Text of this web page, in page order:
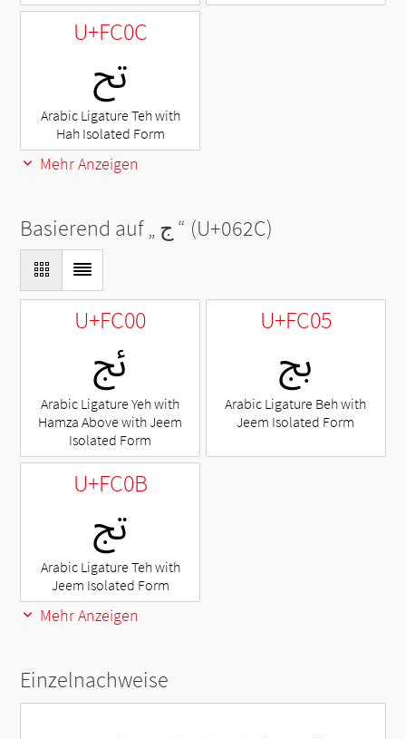
U+FC0C
ﰌ
Arabic Ligature Teh with
Hah Isolated Form
Mehr Anzeigen
Basierend auf „ج “ (U+062C)
U+FC00
ﰀ
Arabic Ligature Yeh with
Hamza Above with Jeem
Isolated Form
U+FC05
ﰅ
Arabic Ligature Beh with
Jeem Isolated Form
U+FC0B
ﰋ
Arabic Ligature Teh with
Jeem Isolated Form
Mehr Anzeigen
Einzelnachweise